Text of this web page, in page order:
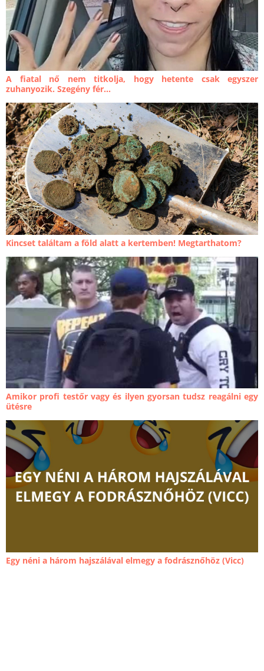
A fiatal nő nem titkolja, hogy hetente csak egyszer
zuhanyozik. Szegény fér...
Kincset találtam a föld alatt a kertemben! Megtarthatom?
Amikor profi testőr vagy és ilyen gyorsan tudsz reagálni egy
ütésre
Egy néni a három hajszálával elmegy a fodrásznőhöz (Vicc)